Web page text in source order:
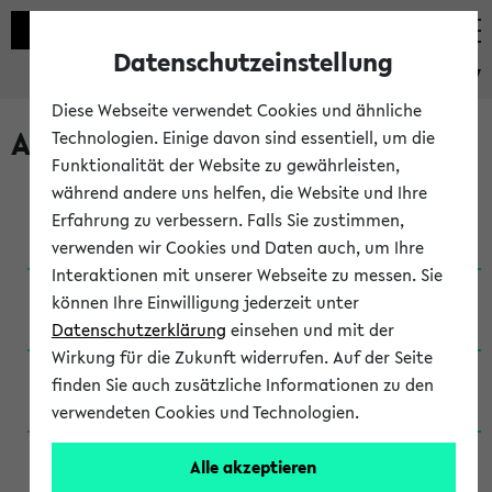
eKVV
Archivierte Studiengänge
Anglistik: British and American Studies / B.A.
(Einschreibung bis WiSe 16/17)
Anglistik: British and American Studies / B.A.
(Einschreibung bis SoSe 2015)
Anglistik: British and American Studies / B.A.
(Einschreibung bis SoSe 2013)
Anglistik: British and American Studies / Ba
(Einschreibung bis SoSe 2011)
Datenschutzeinstellung
Diese Webseite verwendet Cookies und ähnliche
Technologien. Einige davon sind essentiell, um die
Funktionalität der Website zu gewährleisten,
während andere uns helfen, die Website und Ihre
Erfahrung zu verbessern. Falls Sie zustimmen,
verwenden wir Cookies und Daten auch, um Ihre
Interaktionen mit unserer Webseite zu messen. Sie
können Ihre Einwilligung jederzeit unter
Datenschutzerklärung einsehen und mit der
Wirkung für die Zukunft widerrufen. Auf der Seite
finden Sie auch zusätzliche Informationen zu den
verwendeten Cookies und Technologien.
Alle akzeptieren